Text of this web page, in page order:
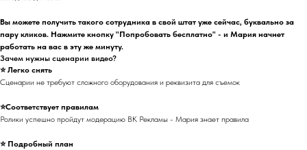
Вы можете получить такого сотрудника в свой штат уже сейчас, буквально за
пару кликов. Нажмите кнопку "Попробовать бесплатно" - и Мария начнет
работать на вас в эту же минуту.
Зачем нужны сценарии видео?
⭐ Легко снять
Сценарии не требуют сложного оборудования и реквизита для съемок
⭐Соответствует правилам
Ролики успешно пройдут модерацию ВК Рекламы - Мария знает правила
⭐ Подробный план